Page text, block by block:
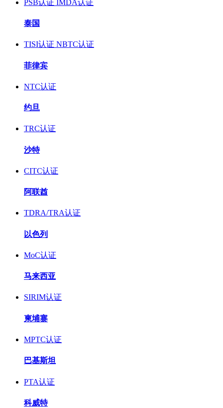
PSB认证 IMDA认证
泰国
TISI认证 NBTC认证
菲律宾
NTC认证
约旦
TRC认证
沙特
CITC认证
阿联酋
TDRA/TRA认证
以色列
MoC认证
马来西亚
SIRIM认证
柬埔寨
MPTC认证
巴基斯坦
PTA认证
科威特